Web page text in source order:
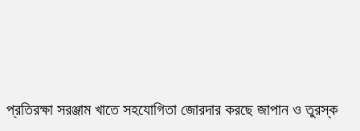
প্রতিরক্ষা সরঞ্জাম খাতে সহযোগিতা জোরদার করছে জাপান ও তুরস্ক